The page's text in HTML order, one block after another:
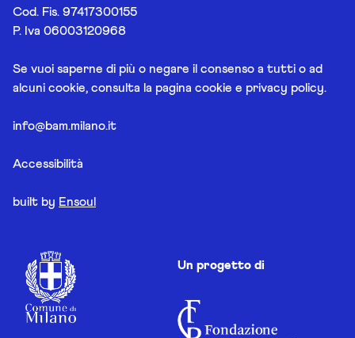
Cod. Fis. 97417300155
P. Iva 06003120968
Se vuoi saperne di più o negare il consenso a tutti o ad
alcuni cookie, consulta la pagina cookie e privacy policy.
info@bam.milano.it
Accessibilità
built by Ensoul
Un progetto di